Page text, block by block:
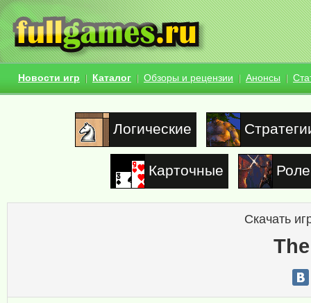
Новости игр Каталог Обзоры и рецензии Анонсы
Логические
Карточные
Скачать